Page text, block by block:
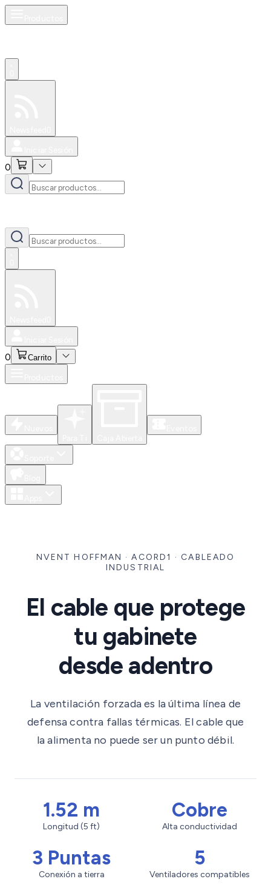
0
0 Carrito
NVENT HOFFMAN · ACORD1 · CABLEADO
INDUSTRIAL
El cable que protege
tu gabinete
desde adentro
La ventilación forzada es la última línea de
defensa contra fallas térmicas. El cable que
la alimenta no puede ser un punto débil.
1.52 m
Longitud (5 ft)
Cobre
Alta conductividad
3 Puntas
Conexión a tierra
5
Ventiladores compatibles